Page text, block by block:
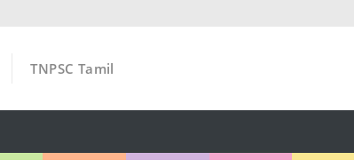
TNPSC Tamil